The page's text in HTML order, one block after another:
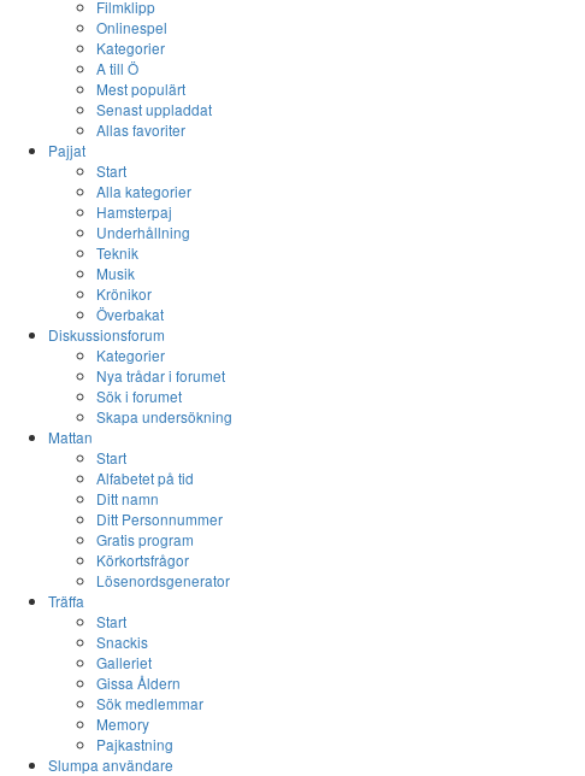
Filmklipp
Onlinespel
Kategorier
A till Ö
Mest populärt
Senast uppladdat
Allas favoriter
Pajjat
Start
Alla kategorier
Hamsterpaj
Underhållning
Teknik
Musik
Krönikor
Överbakat
Diskussionsforum
Kategorier
Nya trådar i forumet
Sök i forumet
Skapa undersökning
Mattan
Start
Alfabetet på tid
Ditt namn
Ditt Personnummer
Gratis program
Körkortsfrågor
Lösenordsgenerator
Träffa
Start
Snackis
Galleriet
Gissa Åldern
Sök medlemmar
Memory
Pajkastning
Slumpa användare